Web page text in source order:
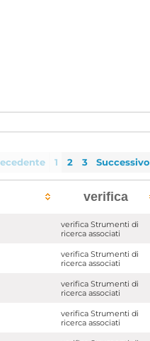
1 2 3 Successivo
verifica
verifica Strumenti di
ricerca associati
verifica Strumenti di
ricerca associati
verifica Strumenti di
ricerca associati
verifica Strumenti di
ricerca associati